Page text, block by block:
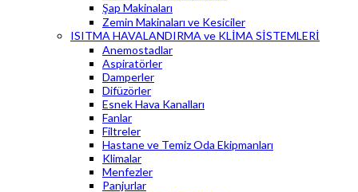
Şap Makinaları
Zemin Makinaları ve Kesiciler
ISITMA HAVALANDIRMA ve KLİMA SİSTEMLERİ
Anemostadlar
Aspiratörler
Damperler
Difüzörler
Esnek Hava Kanalları
Fanlar
Filtreler
Hastane ve Temiz Oda Ekipmanları
Klimalar
Menfezler
Panjurlar